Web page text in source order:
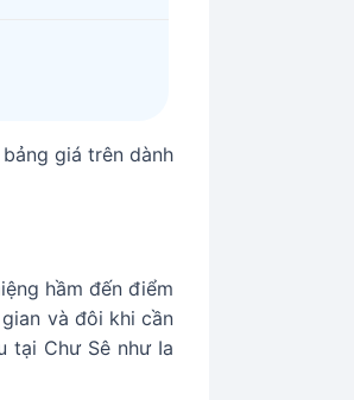
giá trên dành
hầm đến điểm
và đôi khi cần
tại Chư Sê như Ia